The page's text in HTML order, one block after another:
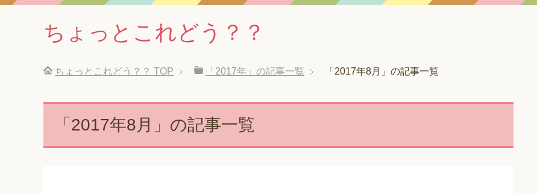
ちょっとこれどう？？
ちょっとこれどう？？ TOP 「2017年」の記事一覧 「2017年8月」の記事一覧
「2017年8月」の記事一覧